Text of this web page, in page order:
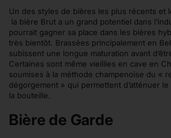
Un des styles de bières les plus récents et
la bière Brut a un grand potentiel dans
pourrait gagner sa place dans les bières
très bientôt. Brassées principalement en
subissent une longue maturation avant
Certaines sont même vieillies en cave en
soumises à la méthode champenoise du «
dégorgement » qui permettent d’atténuer
la bouteille.
Bière de Garde